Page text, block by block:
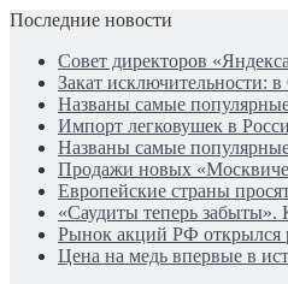
Последние новости
Совет директоров
Закат исключительности:
Названы самые
Импорт легковушек в
Названы самые
Продажи новых
Европейские страны
«Саудиты теперь забыты».
Рынок акций РФ открылся
Цена на медь впервые в